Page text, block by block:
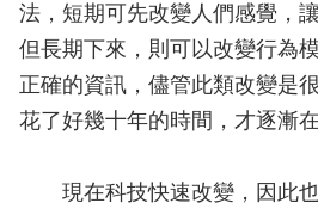
法，短期可先改變人們感覺，
但長期下來，則可以改變行為
正確的資訊，儘管此類改變是
花了好幾十年的時間，才逐漸
現在科技快速改變，因此也